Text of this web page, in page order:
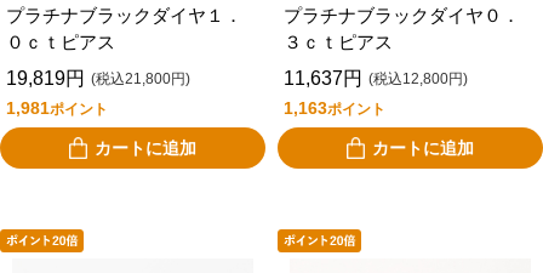
プラチナブラックダイヤ１．
０ｃｔピアス
19,819円 (税込21,800円)
1,981ポイント
カートに追加
プラチナブラックダイヤ０．
３ｃｔピアス
11,637円 (税込12,800円)
1,163ポイント
カートに追加